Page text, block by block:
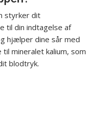
styrker dit
til din indtagelse af
hjælper dine sår med
mineralet kalium, som
blodtryk.